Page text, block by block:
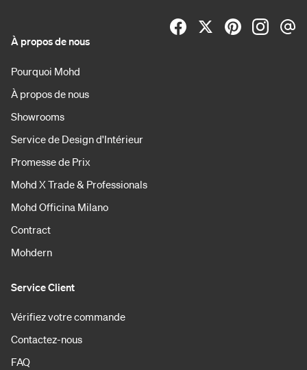
À propos de nous
Pourquoi Mohd
À propos de nous
Showrooms
Service de Design d'Intérieur
Promesse de Prix
Mohd X Trade & Professionals
Mohd Officina Milano
Contract
Mohdern
Service Client
Vérifiez votre commande
Contactez-nous
FAQ